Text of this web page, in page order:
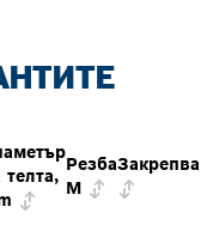
телта,
Резба
M